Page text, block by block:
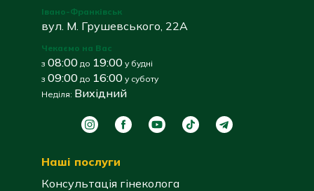
Івано-Франківськ
вул. М. Грушевського, 22А
Чекаємо на Вас
з 08:00 до 19:00 у будні
з 09:00 до 16:00 у суботу
Неділя: Вихідний
Наші послуги
Консультація гінеколога